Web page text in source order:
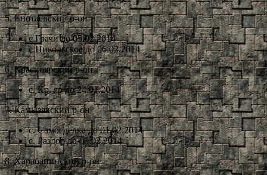
5. Енотаевский р-он
с.Грачи до 05.02.2014
с.Никольское до 06.02.2014
6. Красноярский р-он
с. Кр. яр до 24.01.2014
7. Камызякский р-он
с. Самосделка до 01.02.2014
с. Раздор до 05.02.2014
8. Харабанинский р-он